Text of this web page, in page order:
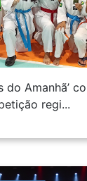
do Amanhã’
regi...